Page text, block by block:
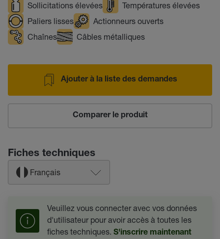
Sollicitations élevées
Températures élevées
Paliers lisses
Actionneurs ouverts
Chaînes
Câbles métalliques
Ajouter à la liste des demandes
Comparer le produit
Fiches techniques
Français
Veuillez vous connecter avec vos données
d'utilisateur pour avoir accès à toutes les
fiches techniques. S'inscrire maintenant